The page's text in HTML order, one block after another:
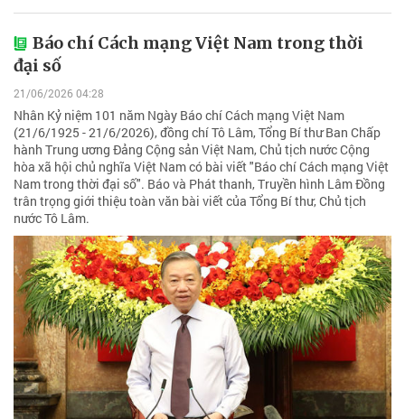
Báo chí Cách mạng Việt Nam trong thời
đại số
21/06/2026 04:28
Nhân Kỷ niệm 101 năm Ngày Báo chí Cách mạng Việt Nam
(21/6/1925 - 21/6/2026), đồng chí Tô Lâm, Tổng Bí thư Ban Chấp
hành Trung ương Đảng Cộng sản Việt Nam, Chủ tịch nước Cộng
hòa xã hội chủ nghĩa Việt Nam có bài viết "Báo chí Cách mạng Việt
Nam trong thời đại số". Báo và Phát thanh, Truyền hình Lâm Đồng
trân trọng giới thiệu toàn văn bài viết của Tổng Bí thư, Chủ tịch
nước Tô Lâm.